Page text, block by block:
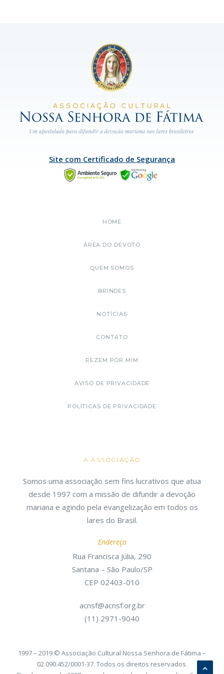
Site com Certificado de Segurança
HOME
ÁREA DO DEVOTO
QUEM SOMOS
BRINDES
NOTÍCIAS
CONTATO
REZEM POR MIM
AVISO DE PRIVACIDADE
POLÍTICAS DE PRIVACIDADE
A ASSOCIAÇÃO
Somos uma associação sem fins lucrativos que atua
desde 1997 com a missão de difundir a devoção
mariana e agindo pela evangelização em todos os
lares do Brasil.
Endereço
Rua Francisca Júlia, 290
Santana – São Paulo/SP
CEP 02403-010
acnsf@acnsf.org.br
(11) 2971-9040
1997 – 2019 © Associação Cultural Nossa Senhora de Fátima –
02.090.452/0001-37. Todos os direitos reservados.